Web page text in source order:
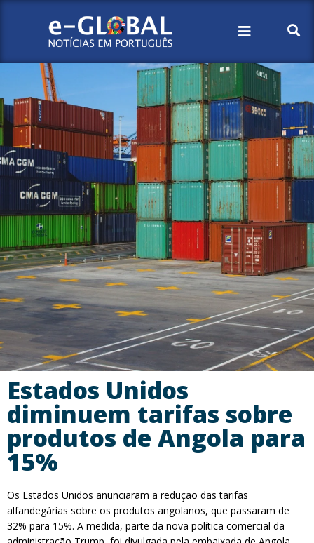
Estados Unidos
diminuem tarifas sobre
produtos de Angola para
15%
Os Estados Unidos anunciaram a redução das tarifas
alfandegárias sobre os produtos angolanos, que passaram de
32% para 15%. A medida, parte da nova política comercial da